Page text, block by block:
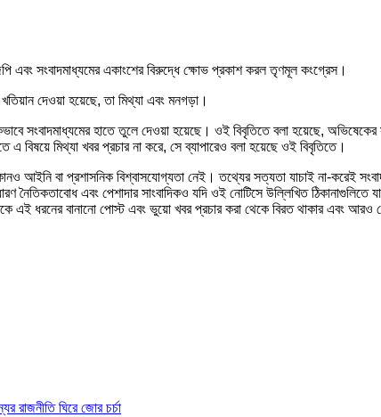
এবং সংবাদমাধ্যমের একাংশের বিরুদ্ধে ক্ষোভ প্রকাশ করল তৃণমূল কংগ্রেস।
দেওয়া হয়েছে, তা মিথ্যা এবং মনগড়া।
সংবাদমাধ্যমের হাতে তুলে দেওয়া হয়েছে। ওই বিবৃতিতে বলা হয়েছে,
বিষয়ে মিথ্যা খবর প্রচার না করে, সে ব্যাপারেও বলা হয়েছে ওই বিবৃতিতে।
আইনি বা প্রশাসনিক বিশ্বাসযোগ্যতা নেই। তথ্যের সত্যতা যাচাই না-করেই
এবং পেশাদার সাংবাদিকও যদি ওই নোটিসে উল্লিখিত ঠিকানাগুলিতে
এই ধরনের বানানো পোস্ট এবং ভুয়ো খবর প্রচার করা থেকে বিরত থাকার এবং আরও
রাজনীতি ঘিরে জোর চর্চা